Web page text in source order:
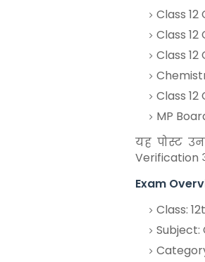
Class
Class
Class
Class
MP
यह पोस्ट
Verification
Exam
Class:
Subject: